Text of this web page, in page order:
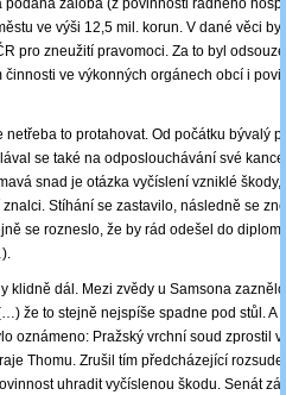
podána žaloba (z povinnosti řádného
ve výši 12,5 mil. korun. V dané věci
pro zneužití pravomoci. Za to byl
ve výkonných orgánech obcí i
netřeba to protahovat. Od počátku bývalý
se také na odposlouchávání své
snad je otázka vyčíslení vzniklé škody,
Stíhání se zastavilo, následně se
se rozneslo, že by rád odešel do
klidně dál. Mezi zvědy u Samsona
že to stejně nejspíše spadne pod stůl. A
oznámeno: Pražský vrchní soud zprostil
Thomu. Zrušil tím předcházející
uhradit vyčíslenou škodu. Senát